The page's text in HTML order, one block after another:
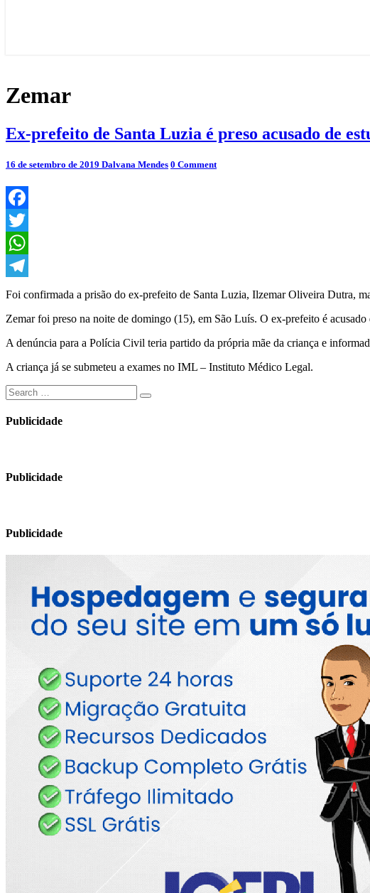
Zemar
Ex-
prefeito
Santa
é
preso
acusado
de
estuprar
garota
de
anos
Ex-prefeito de Santa Luzia é preso acusado de
16 de setembro de 2019 Dalvana Mendes Comments
0 Comment
Facebook
Twitter
WhatsApp
Telegram
Foi confirmada a prisão do ex-prefeito de Santa Luzia, Ilzemar Oliveira Dutra,
Zemar foi preso na noite de domingo (15), em São Luís. O ex-prefeito é acusado
A denúncia para a Polícia Civil teria partido da própria mãe da criança e
A criança já se submeteu a exames no IML – Instituto Médico Legal.
Search
for:
Search
Publicidade
Publicidade
Publicidade